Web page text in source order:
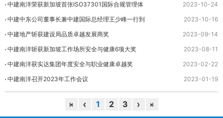
中建南洋荣获新加坡首张ISO37301国际合规管理体
系认证证书
2023-10-24
中建中东公司董事长兼中建国际总经理王少峰一行到
访中建南洋公司
2023-10-16
中建地产斩获建设局品质卓越发展商奖
2023-09-14
中建南洋斩获新加坡工作场所安全与健康6项大奖
2023-08-11
中建南洋获实达集团年度安全与职业健康卓越奖
2023-02-22
中建南洋召开2023年工作会议
2023-01-19
1 2 3